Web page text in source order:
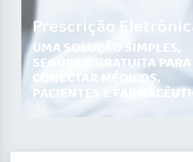
Prescrição
UMA SOLUÇÃO SIMPLES,
SEGURA E GRATUITA PARA
CONECTAR MÉDICOS,
PACIENTES E